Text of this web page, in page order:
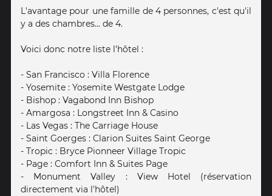
L'avantage pour une famille de 4 personnes, c'est qu'il
y a des chambres... de 4.
Voici donc notre liste l'hôtel :
- San Francisco : Villa Florence
- Yosemite : Yosemite Westgate Lodge
- Bishop : Vagabond Inn Bishop
- Amargosa : Longstreet Inn & Casino
- Las Vegas : The Carriage House
- Saint Goerges : Clarion Suites Saint George
- Tropic : Bryce Pionneer Village Tropic
- Page : Comfort Inn & Suites Page
- Monument Valley : View Hotel (réservation
directement via l'hôtel)